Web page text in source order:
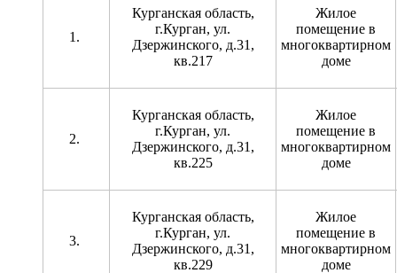
Курганская область,
г.Курган, ул.
Дзержинского, д.31,
кв.217
Жилое
помещение в
многоквартирном
доме
Курганская область,
г.Курган, ул.
Дзержинского, д.31,
кв.225
Жилое
помещение в
многоквартирном
доме
Курганская область,
г.Курган, ул.
Дзержинского, д.31,
кв.229
Жилое
помещение в
многоквартирном
доме